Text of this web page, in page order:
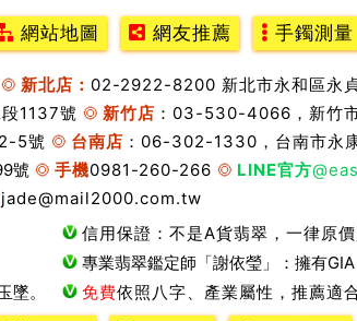
網站地圖 網友推薦 手鐲測量
新北店： 02-2922-8200 新北市永和區永
1137號 新竹店 ：03-530-4066，新竹
5號 台南店 ：06-302-1330，台南市永
號 手機0981-260-266 LINE官方
jade@mail2000.com.tw
信用保證：不是A貨翡翠，一律原
專業翡翠鑑定師「謝依瑩」：擁有GIA
。
免費依照八字、產業屬性，推薦適